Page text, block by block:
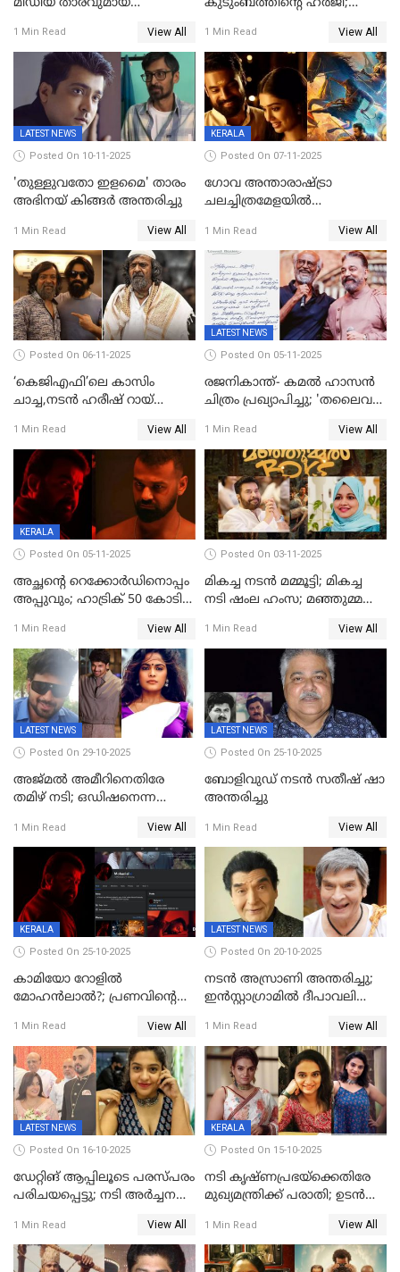
ഇന്ന്‌ നല്ലൊരു ബിസി ഡേ
ആയിരുന്നുവെന്ന് നന്ദിത
ശങ്കര
1 Min Read View All
ഹൈക്കോടതി നോട്ടീസ്‌
1 Min Read View All
LATEST NEWS
Posted On 10-11-2025
'തുള്ളുവതോ ഇളമൈ' താരം
അഭിനയ് കിങ്ങർ അന്തരിച്ചു
1 Min Read View All
KERALA
Posted On 07-11-2025
ഗോവ അന്താരാഷ്ട്രാ
ചലച്ചിത്രമേളയില്‍
മലയാളത്തില്‍നിന്ന്
ഏകചിത്രമായി 'എആര്‍എം';
1 Min Read View All
Posted On 06-11-2025
‘കെജിഎഫി’ലെ കാസിം
ചാച്ച,നടൻ ഹരീഷ് റായ്
1 Min Read View All
LATEST NEWS
Posted On 05-11-2025
രജനികാന്ത്- കമൽ ഹാസൻ
ചിത്രം പ്രഖ്യാപിച്ചു; 'തലൈവർ
1 Min Read View All
KERALA
Posted On 05-11-2025
അച്ഛന്റെ റെക്കോർഡിനൊപ്പം
അപ്പുവും; ഹാട്രിക് 50 കോടി
മോഹൻലാൽ, 'ഡീയസ്
ഈറേ' കുതിപ്പ്
1 Min Read View All
Posted On 03-11-2025
മികച്ച നടൻ മമ്മൂട്ടി; മികച്ച
നടി ഷംല ഹംസ; മഞ്ഞുമ്മൽ
1 Min Read View All
LATEST NEWS
Posted On 29-10-2025
അജ്മല്‍ അമീറിനെതിരേ
തമിഴ് നടി; ഒഡിഷനെന്ന
വിളിച്ചു, മോശം പെരുമാറ്റം
1 Min Read View All
LATEST NEWS
Posted On 25-10-2025
ബോളിവുഡ് നടൻ സതീഷ് ഷാ
അന്തരിച്ചു
1 Min Read View All
KERALA
Posted On 25-10-2025
കാമിയോ റോളിൽ
മോഹൻലാൽ?; പ്രണവിന്റെ
പിന്നാലെ ഡിപി; ചർച്ചയായി
സോഷ്യൽ മീഡിയ ചിത്രങ്ങൾ
1 Min Read View All
LATEST NEWS
Posted On 20-10-2025
നടന്‍ അസ്രാണി അന്തരിച്ചു;
ഇന്‍‌സ്റ്റാഗ്രാമില്‍ ദീപാവലി
മണിക്കൂറുകള്‍ക്കകം
വിയോഗം
1 Min Read View All
LATEST NEWS
Posted On 16-10-2025
ഡേറ്റിങ് ആപ്പിലൂടെ പരസ്പരം
പരിചയപ്പെട്ടു; നടി അർച്ചന
1 Min Read View All
KERALA
Posted On 15-10-2025
നടി കൃഷ്ണപ്രഭയ്‌ക്കെതിരേ
മുഖ്യമന്ത്രിക്ക് പരാതി; ഉടൻ
പരാതിയിൽ
1 Min Read View All